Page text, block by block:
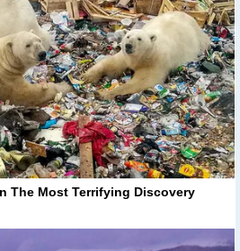
The Most Terrifying Discovery